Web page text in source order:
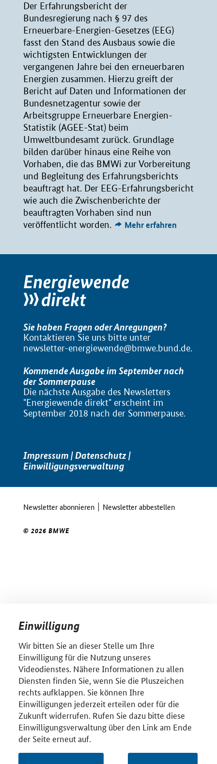
Der Erfahrungsbericht der
Bundesregierung nach § 97 des
Erneuerbare-Energien-Gesetzes (EEG)
fasst den Stand des Ausbaus sowie die
wichtigsten Entwicklungen der
vergangenen Jahre bei den erneuerbaren
Energien zusammen. Hierzu greift der
Bericht auf Daten und Informationen der
Bundesnetzagentur sowie der
Arbeitsgruppe Erneuerbare Energien-
Statistik (AGEE-Stat) beim
Umweltbundesamt zurück. Grundlage
bilden darüber hinaus eine Reihe von
Vorhaben, die das BMWi zur Vorbereitung
und Begleitung des Erfahrungsberichts
beauftragt hat. Der EEG-Erfahrungsbericht
wie auch die Zwischenberichte der
beauftragten Vorhaben sind nun
veröffentlicht worden.
Mehr erfahren
Sie haben Fragen oder Anregungen?
Kontaktieren Sie uns bitte unter
newsletter-energiewende@bmwe.bund.de.
Kommende Ausgabe im September nach
der Sommerpause
Die nächste Ausgabe des Newsletters
"Energiewende direkt" erscheint im
September 2018 nach der Sommerpause.
Impressum |Datenschutz|
Einwilligungsverwaltung
Newsletter abonnieren Newsletter abbestellen
© 2026 BMWE
Einwilligung
Wir bitten Sie an dieser Stelle um Ihre
Einwilligung für die Nutzung unseres
Videodienstes. Nähere Informationen zu allen
Diensten finden Sie, wenn Sie die Pluszeichen
rechts aufklappen. Sie können Ihre
Einwilligungen jederzeit erteilen oder für die
Zukunft widerrufen. Rufen Sie dazu bitte diese
Einwilligungsverwaltung über den Link am Ende
der Seite erneut auf.